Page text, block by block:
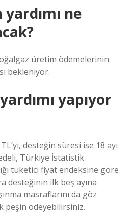
yardımı ne
üretim ödemelerinin
bekleniyor.
yapıyor
desteğin süresi ise 18 ayı
Türkiye İstatistik
tüketici fiyat endeksine göre
desteğinin ilk beş ayına
masraflarını da göz
peşin ödeyebilirsiniz.